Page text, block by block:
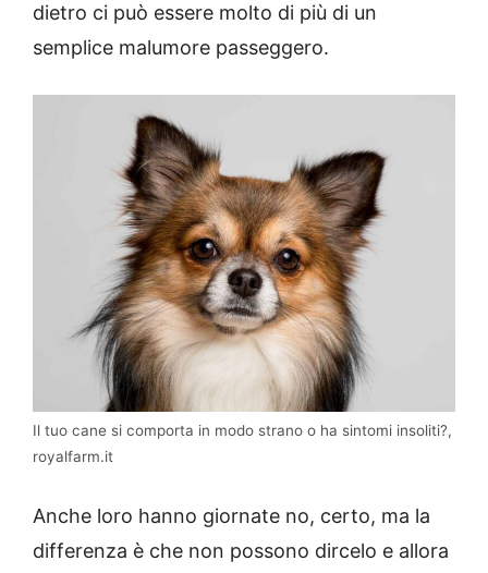
dietro ci può essere molto di più di un
semplice malumore passeggero.
Il tuo cane si comporta in modo strano o ha sintomi insoliti?,
royalfarm.it
Anche loro hanno giornate no, certo, ma la
differenza è che non possono dircelo e allora